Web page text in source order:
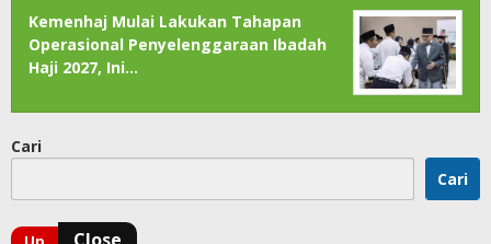
Kemenhaj Mulai Lakukan Tahapan
Operasional Penyelenggaraan Ibadah
Haji 2027, Ini…
Cari
Cari